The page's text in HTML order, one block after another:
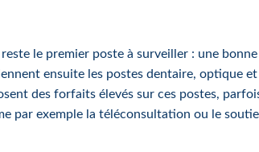
le premier poste à surveiller : une
ensuite les postes dentaire, optique
des forfaits élevés sur ces postes,
exemple la téléconsultation ou le